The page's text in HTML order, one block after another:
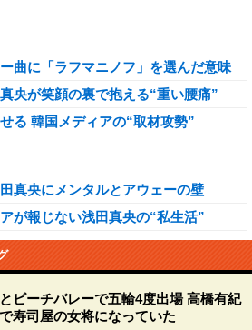
曲に「ラフマニノフ」を選んだ意味
央が笑顔の裏で抱える“重い腰痛”
る 韓国メディアの“取材攻勢”
真央にメンタルとアウェーの壁
が報じない浅田真央の“私生活”
ビーチバレーで五輪4度出場 高橋有紀
寿司屋の女将になっていた